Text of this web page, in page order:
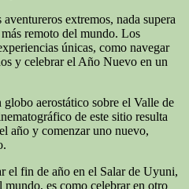
extremos, nada supera
remoto del mundo. Los
únicas, como navegar
y celebrar el Año Nuevo en un
aerostático sobre el Valle de
de este sitio resulta
año y comenzar uno nuevo,
el fin de año en el Salar de Uyuni,
mundo, es como celebrar en otro